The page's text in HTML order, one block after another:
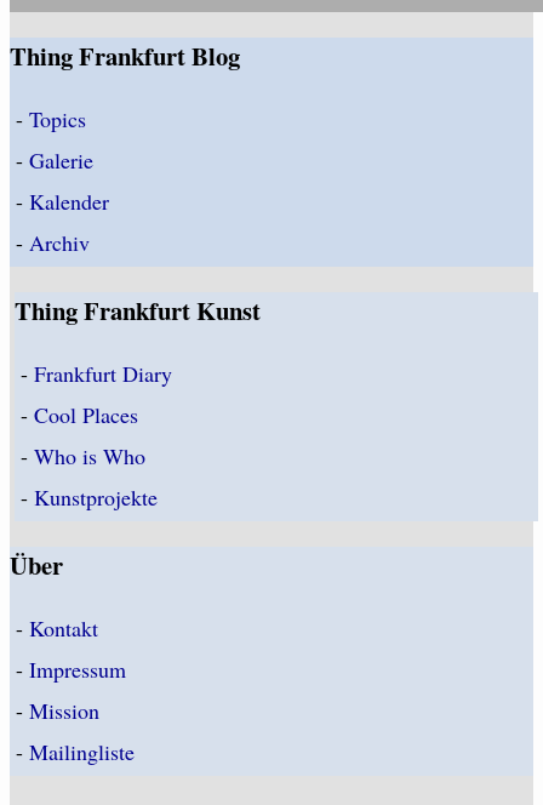
Thing Frankfurt Blog
- Topics
- Galerie
- Kalender
- Archiv
Thing Frankfurt Kunst
-Frankfurt Diary
-Cool Places
-Who is Who
-Kunstprojekte
Über
- Kontakt
- Impressum
- Mission
- Mailingliste